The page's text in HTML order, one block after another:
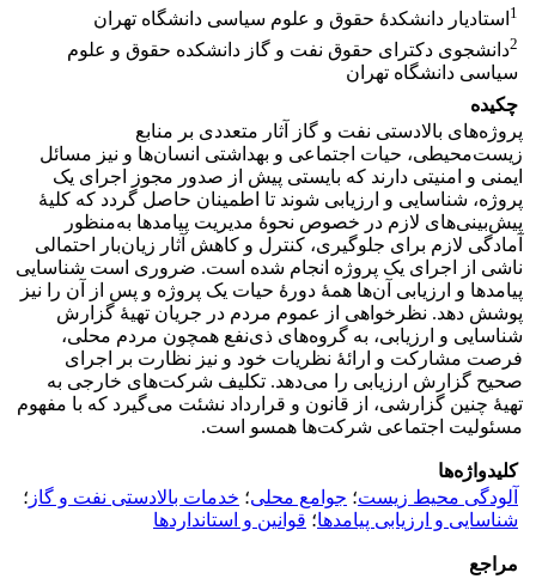
1 استادیار دانشکدۀ حقوق و علوم سیاسی دانشگاه تهران
2دانشجوی دکترای حقوق نفت و گاز دانشکده حقوق و علوم
سیاسی دانشگاه تهران
چکیده
پروژه‌های بالادستی نفت و گاز آثار متعددی بر منابع
زیست‌محیطی، حیات اجتماعی و بهداشتی انسان‌ها و نیز مسائل
ایمنی و امنیتی دارند که بایستی پیش از صدور مجوز اجرای یک
پروژه، شناسایی و ارزیابی شوند تا اطمینان حاصل گردد که کلیۀ
پیش‌بینی‌های لازم در خصوص نحوۀ مدیریت پیامدها به‌منظور
آمادگی لازم برای جلوگیری، کنترل و کاهش آثار زیان‌بار احتمالی
ناشی از اجرای یک پروژه انجام شده است. ضروری است شناسایی
پیامدها و ارزیابی آن‌ها همۀ دورۀ حیات یک پروژه و پس از آن را نیز
پوشش دهد. نظرخواهی از عموم مردم در جریان تهیۀ گزارش
شناسایی و ارزیابی، به گروه‌های ذی‌نفع همچون مردم محلی،
فرصت مشارکت و ارائۀ نظریات خود و نیز نظارت بر اجرای
صحیح گزارش ارزیابی را می‌دهد. تکلیف شرکت‌های خارجی به
تهیۀ چنین گزارشی، از قانون و قرارداد نشئت می‌گیرد که با مفهوم
مسئولیت اجتماعی شرکت‌ها همسو است.
کلیدواژه‌ها
آلودگی محیط زیست؛ جوامع محلی؛ خدمات بالادستی نفت و گاز ؛
شناسایی و ارزیابی پیامدها؛ قوانین و استانداردها
مراجع